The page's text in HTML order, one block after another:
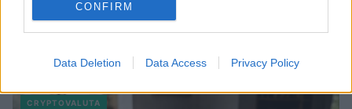
CONFIRM
Data Deletion Data Access Privacy Policy
Lotte de Vries · 5 aug 2026
CRYPTOVALUTA